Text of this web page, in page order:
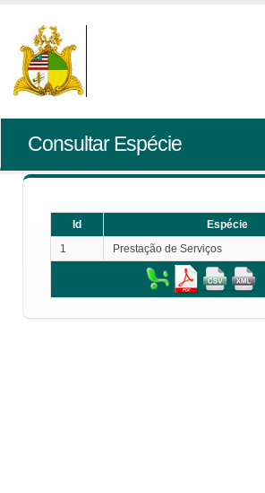
Consultar Espécie
Id
Espécie
1
Prestação de Serviços